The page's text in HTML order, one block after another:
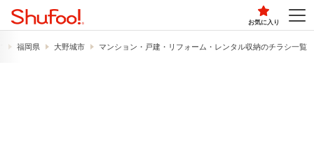
お気に入り
福岡県 大野城市 マンション・戸建・リフォーム・レンタル収納のチラシ一覧